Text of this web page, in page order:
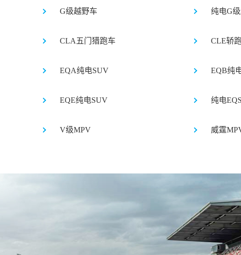
G级越野车 纯电G
CLA五门猎跑车 CLE轿
EQA纯电SUV EQB纯
EQE纯电SUV 纯电EQS
V级MPV 威霆